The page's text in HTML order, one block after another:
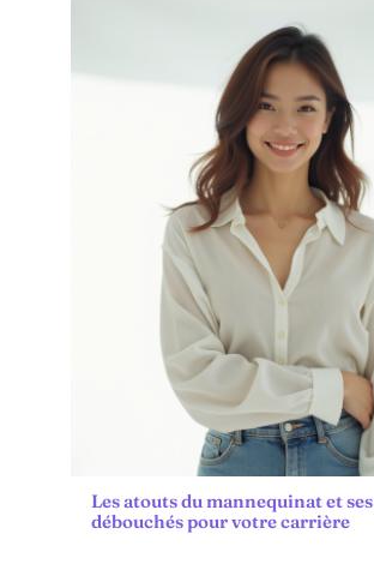
Les atouts du mannequinat et ses
débouchés pour votre carrière